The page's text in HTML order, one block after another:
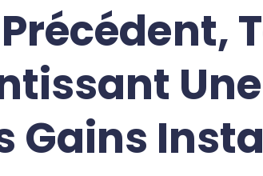
Gains